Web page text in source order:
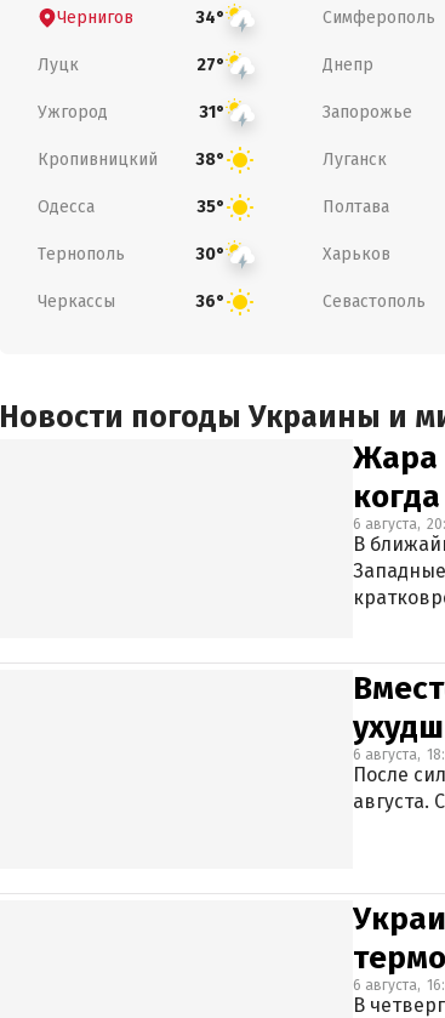
Чернигов 34° Симферополь
Луцк 27° Днепр
Ужгород 31° Запорожье
Кропивницкий 38° Луганск
Одесса 35° Полтава
Тернополь 30° Харьков
Черкассы 36° Севастополь
Новости погоды Украины и
Жара
6 августа,
В
6 августа,
После
августа.
6 августа,
В